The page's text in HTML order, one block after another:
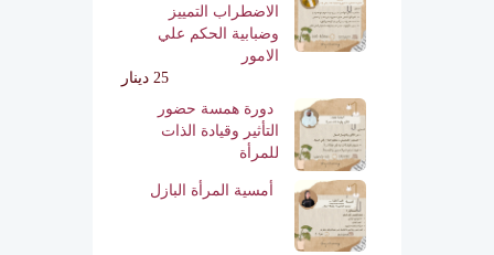
الاضطراب التمييز
وضبابية الحكم علي
الامور
25 دينار
دورة همسة حضور
التأثير وقيادة الذات
للمرأة
أمسية المرأة البازل